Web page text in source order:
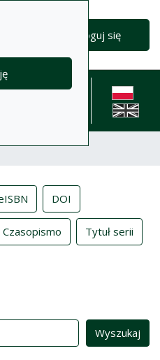
Zaloguj się
Kontakt
English
DOI
Czasopismo Tytuł serii